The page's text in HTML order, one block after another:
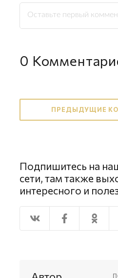
0
ПРЕДЫДУЩИЕ
Подпишитесь на
сети, там также
интересного и